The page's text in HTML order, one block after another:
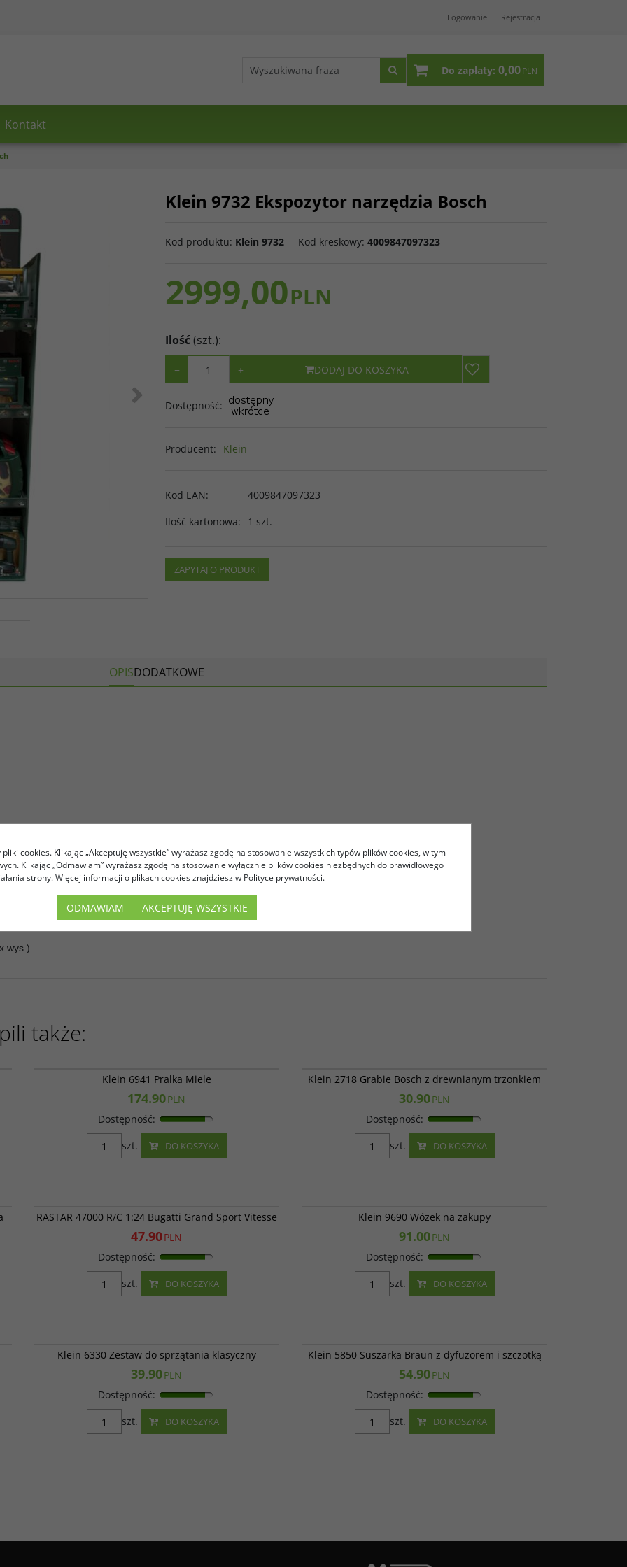
Logowanie Rejestracja
Do zapłaty: 0,00PLN
Kontakt
Klein 9732 Ekspozytor narzędzia Bosch
Kod produktu: Klein 9732 Kod kreskowy: 4009847097323
2999,00PLN
Ilość(szt.):
− + DODAJ DO KOSZYKA
Dostępność:
Producent: Klein
Kod EAN:
4009847097323
Ilość kartonowa: 1 szt.
ZAPYTAJ O PRODUKT
OPISDODATKOWE
wys.)
także:
Klein 6941 Pralka Miele
174.90PLN
Dostępność:
DO KOSZYKA
szt.
Klein 2718 Grabie Bosch z drewnianym trzonkiem
30.90PLN
Dostępność:
DO KOSZYKA
szt.
PROMOCJA
RASTAR 47000 R/C 1:24 Bugatti Grand Sport Vitesse
47.90PLN
Dostępność:
DO KOSZYKA
szt.
Klein 9690 Wózek na zakupy
91.00PLN
Dostępność:
DO KOSZYKA
szt.
Klein 6330 Zestaw do sprzątania klasyczny
39.90PLN
Dostępność:
DO KOSZYKA
szt.
Klein 5850 Suszarka Braun z dyfuzorem i szczotką
54.90PLN
Dostępność:
DO KOSZYKA
szt.
cookies. Klikając „Akceptuję wszystkie” wyrażasz zgodę na stosowanie wszystkich typów plików cookies, w tym
Klikając „Odmawiam” wyrażasz zgodę na stosowanie wyłącznie plików cookies niezbędnych do prawidłowego
strony. Więcej informacji o plikach cookies znajdziesz w Polityce prywatności.
ODMAWIAM AKCEPTUJĘ WSZYSTKIE